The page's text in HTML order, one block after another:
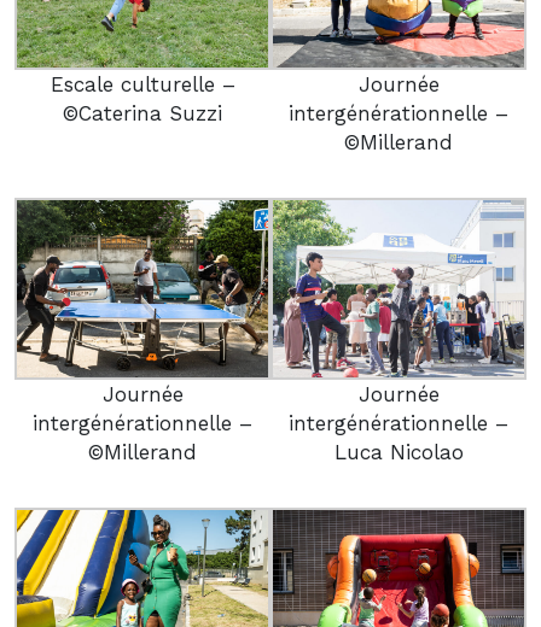
Escale culturelle –
©Caterina Suzzi
Journée
intergénérationnelle –
©Millerand
Journée
intergénérationnelle –
©Millerand
Journée
intergénérationnelle –
Luca Nicolao